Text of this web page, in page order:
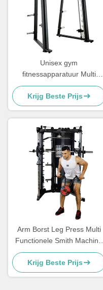
Unisex gym
fitnessapparatuur Multi
Smith machine Commercieel
thuisgebruik
Krijg Beste Prijs
Arm Borst Leg Press Multi
Functionele Smith Machine
Krachttraining
Krijg Beste Prijs